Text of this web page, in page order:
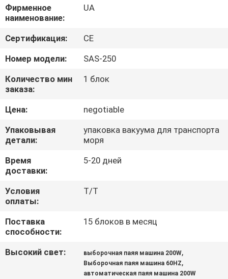
ПУТЕШЕСТВИЕ
ФАБРИКИ
ПРОВЕРКА
КАЧЕСТВА
СВЯЖИТЕСЬ
МЫ
НОВОСТИ
СПРОСИТЕ
ЦИТАТУ
Фирменное
наименование:
UA
Сертификация:
CE
Номер модели:
SAS-250
Количество мин
заказа:
1 блок
Цена:
negotiable
Упаковывая
детали:
упаковка вакуума для транспорта
моря
Время
доставки:
5-20 дней
Условия
оплаты:
T/T
Поставка
способности:
15 блоков в месяц
Высокий свет: выборочная паяя машина 200W,
Выборочная паяя машина 60HZ,
автоматическая паяя машина 200W